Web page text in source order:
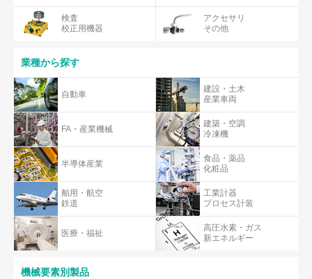
検査
校正用機器
アクセサリ
その他
業種から探す
自動車
建設・土木
産業車両
FA・産業機械
建築・空調
冷凍機
半導体産業
食品・薬品
化粧品
舶用・航空
鉄道
工業計器
プロセス計装
医療・福祉
高圧水素・ガス
新エネルギー
機械要素別製品